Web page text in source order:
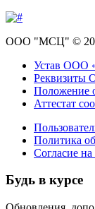
ООО "МСЦ" ©
Устав ООО
Положение
Аттестат
Политика
Согласие
Будь в курсе